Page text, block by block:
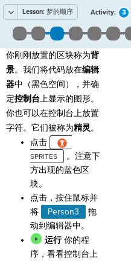
Lesson: 梦的顺序 Activity: 3
你刚刚放置的区块称为背
景。我们将代码放在编辑
器中（黑色空间），并确
定控制台上显示的图形。
你也可以在控制台上放置
字符。它们被称为精灵。
点击
。注意下
方出现的蓝色区
块。
点击，按住鼠标并
将
Person3
拖
动到编辑器中。
运行你的程
序，看看控制台上